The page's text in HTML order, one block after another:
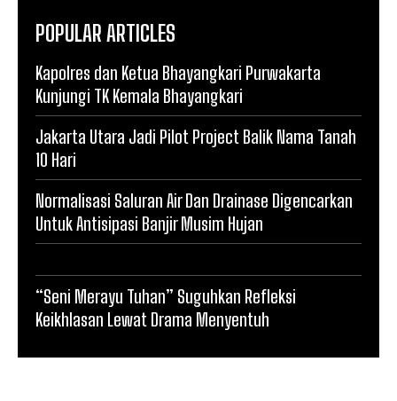
POPULAR ARTICLES
Kapolres dan Ketua Bhayangkari Purwakarta
Kunjungi TK Kemala Bhayangkari
Jakarta Utara Jadi Pilot Project Balik Nama Tanah
10 Hari
Normalisasi Saluran Air Dan Drainase Digencarkan
Untuk Antisipasi Banjir Musim Hujan
“Seni Merayu Tuhan” Suguhkan Refleksi
Keikhlasan Lewat Drama Menyentuh